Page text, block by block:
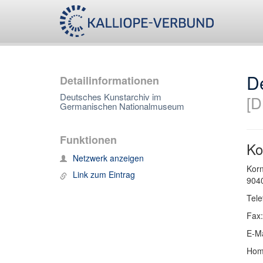
Detailinformationen
Deutsches Kunstarchiv im
Germanischen Nationalmuseum
Funktionen
Netzwerk anzeigen
Link zum Eintrag
E-